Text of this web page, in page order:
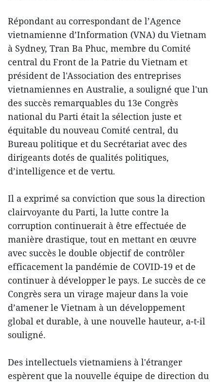
Répondant au correspondant de l’Agence
vietnamienne d’Information (VNA) du Vietnam
à Sydney, Tran Ba Phuc, membre du Comité
central du Front de la Patrie du Vietnam et
président de l'Association des entreprises
vietnamiennes en Australie, a souligné que l'un
des succès remarquables du 13e Congrès
national du Parti était la sélection juste et
équitable du nouveau Comité central, du
Bureau politique et du Secrétariat avec des
dirigeants dotés de qualités politiques,
d’intelligence et de vertu.
Il a exprimé sa conviction que sous la direction
clairvoyante du Parti, la lutte contre la
corruption continuerait à être effectuée de
manière drastique, tout en mettant en œuvre
avec succès le double objectif de contrôler
efficacement la pandémie de COVID-19 et de
continuer à développer le pays. Le succès de ce
Congrès sera un virage majeur dans la voie
d’amener le Vietnam à un développement
global et durable, à une nouvelle hauteur, a-t-il
souligné.
Des intellectuels vietnamiens à l'étranger
espèrent que la nouvelle équipe de direction du